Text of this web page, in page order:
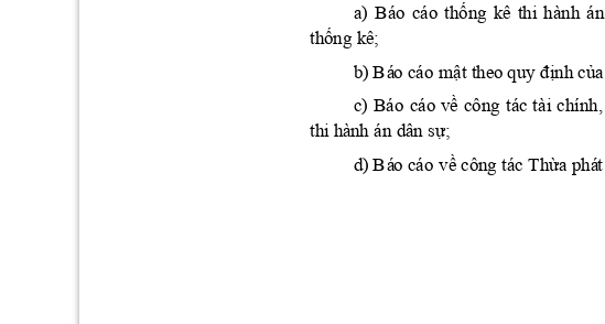
a) Báo cáo thống kê thi hành án
thống kê;
b) Báo cáo mật theo quy định của
c) Báo cáo về công tác tài chính,
thi hành án dân sự;
d) Báo cáo về công tác Thừa phát